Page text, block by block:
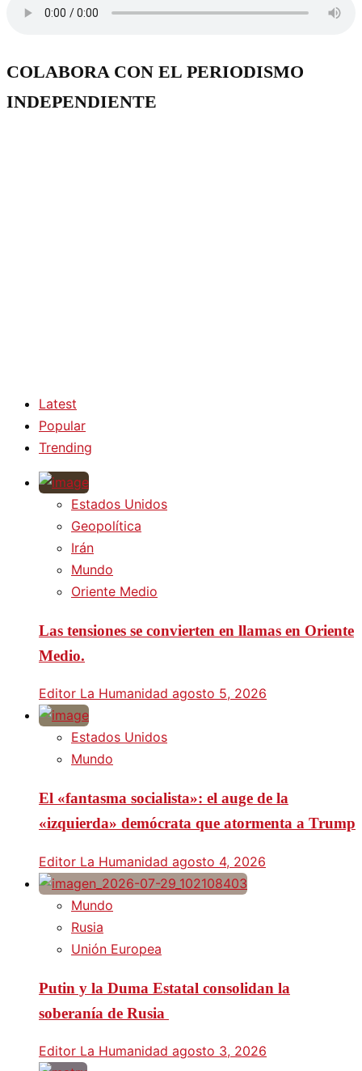
COLABORA CON EL PERIODISMO
INDEPENDIENTE
Latest
Popular
Trending
Estados Unidos
Geopolítica
Irán
Mundo
Oriente Medio
Las tensiones se convierten en llamas en Oriente
Medio.
Editor La Humanidad agosto 5, 2026
Estados Unidos
Mundo
El «fantasma socialista»: el auge de la
«izquierda» demócrata que atormenta a Trump
Editor La Humanidad agosto 4, 2026
Mundo
Rusia
Unión Europea
Putin y la Duma Estatal consolidan la
soberanía de Rusia
Editor La Humanidad agosto 3, 2026